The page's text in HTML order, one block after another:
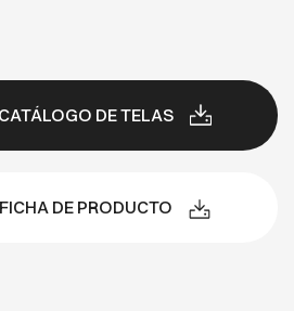
DE TELAS
DE PRODUCTO